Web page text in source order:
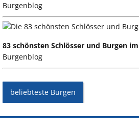
Burgenblog
83 schönsten Schlösser und Burgen
Burgenblog
beliebteste Burgen